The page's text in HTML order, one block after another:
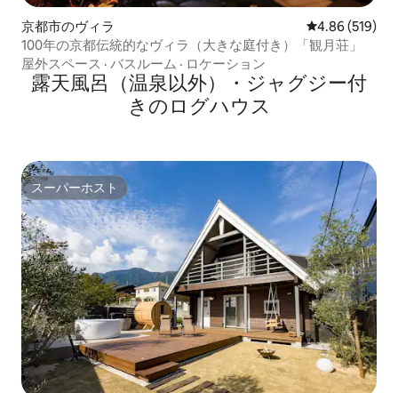
京都市のヴィラ レビュー519
4.86 (519)
100年の京都伝統的なヴィラ（大きな庭付き）「観月荘」
屋外スペース · バスルーム · ロケーション
露天風呂（温泉以外）・ジャグジー付
きのログハウス
スーパーホスト
スーパーホスト